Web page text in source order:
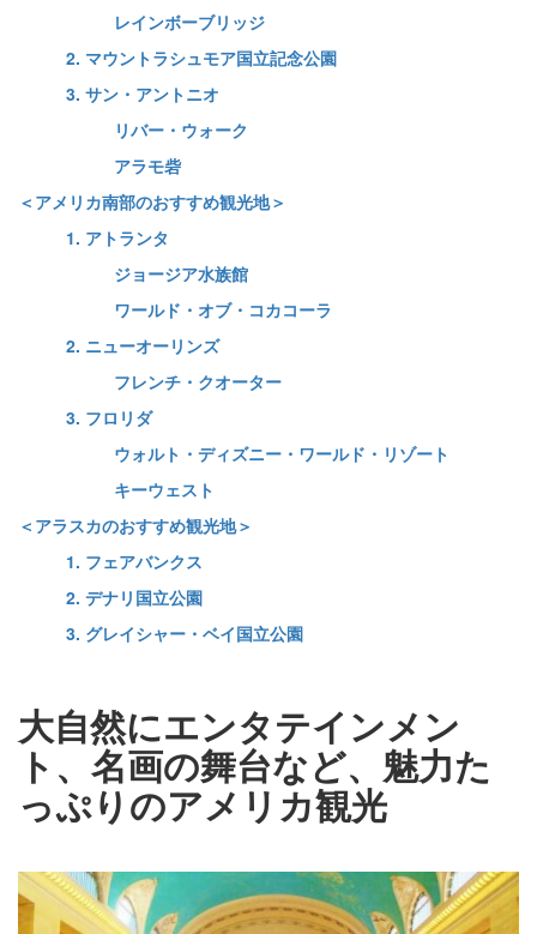
レインボーブリッジ
2. マウントラシュモア国立記念公園
3. サン・アントニオ
リバー・ウォーク
アラモ砦
＜アメリカ南部のおすすめ観光地＞
1. アトランタ
ジョージア水族館
ワールド・オブ・コカコーラ
2. ニューオーリンズ
フレンチ・クオーター
3. フロリダ
ウォルト・ディズニー・ワールド・リゾート
キーウェスト
＜アラスカのおすすめ観光地＞
1. フェアバンクス
2. デナリ国立公園
3. グレイシャー・ベイ国立公園
大自然にエンタテインメン
ト、名画の舞台など、魅力た
っぷりのアメリカ観光